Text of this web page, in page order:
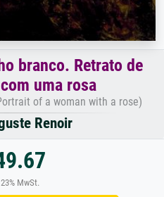
branco. Retrato de
uma rosa
of a woman with a rose)
Renoir
MwSt.